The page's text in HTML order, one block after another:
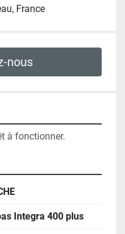
France
nous
à fonctionner.
Integra 400 plus